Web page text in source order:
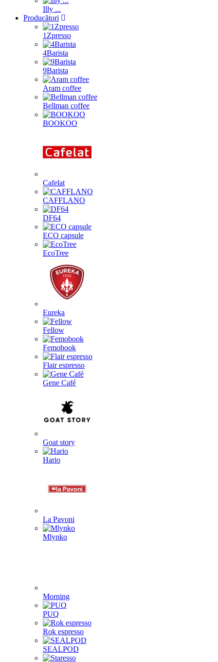
Illy ...
Producători
1Zpresso
4Barista
9Barista
Aram coffee
Bellman coffee
BOOKOO
Cafelat
CAFFLANO
DF64
ECO capsule
EcoTree
Eureka
Fellow
Femobook
Flair espresso
Gene Café
Goat story
Hario
La Pavoni
Mlynko
Morning
PUQ
Rok espresso
SEALPOD